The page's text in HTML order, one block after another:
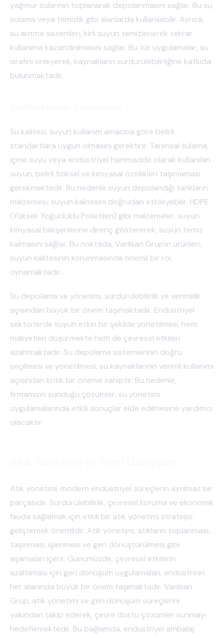
yağmur sularının toplanarak depolanmasını sağlar. Bu su,
sulama veya temizlik gibi alanlarda kullanılabilir. Ayrıca,
su arıtma sistemleri, kirli suyun temizlenerek tekrar
kullanıma kazandırılmasını sağlar. Bu tür uygulamalar, su
israfını önleyerek, kaynakların sürdürülebilirliğine katkıda
bulunmaktadır.
Su kalitesi, suyun kullanım amacına göre belirli
standartlara uygun olmasını gerektirir. Tarımsal sulama,
içme suyu veya endüstriyel hammadde olarak kullanılan
suyun, belirli fiziksel ve kimyasal özellikleri taşımaması
gerekmektedir. Bu nedenle suyun depolandığı tankların
malzemesi, suyun kalitesini doğrudan etkileyebilir. HDPE
(Yüksek Yoğunluklu Polietilen) gibi malzemeler, suyun
kimyasal bileşenlerine direnç göstererek, suyun temiz
kalmasını sağlar. Bu noktada, Varilsan Grup'ın ürünleri,
suyun kalitesinin korunmasında önemli bir rol
oynamaktadır.
Su depolama ve yönetimi, sürdürülebilirlik ve verimlilik
açısından büyük bir önem taşımaktadır. Endüstriyel
sektörlerde suyun etkin bir şekilde yönetilmesi, hem
maliyetleri düşürmekte hem de çevresel etkileri
azaltmaktadır. Su depolama sistemlerinin doğru
seçilmesi ve yönetilmesi, su kaynaklarının verimli kullanımı
açısından kritik bir öneme sahiptir. Bu nedenle,
firmamızın sunduğu çözümler, su yönetimi
uygulamalarında etkili sonuçlar elde edilmesine yardımcı
olacaktır.
Atık yönetimi, modern endüstriyel süreçlerin ayrılmaz bir
parçasıdır. Sürdürülebilirlik, çevresel koruma ve ekonomik
fayda sağlamak için etkili bir atık yönetimi stratejisi
geliştirmek önemlidir. Atık yönetimi, atıkların toplanması,
taşınması, işlenmesi ve geri dönüştürülmesi gibi
aşamaları içerir. Günümüzde, çevresel etkilerin
azaltılması için geri dönüşüm uygulamaları, endüstrinin
her alanında büyük bir önem taşımaktadır. Varilsan
Grup, atık yönetimi ve geri dönüşüm süreçlerini
yakından takip ederek, çevre dostu çözümler sunmayı
hedeflemektedir. Bu bağlamda, endüstriyel ambalaj